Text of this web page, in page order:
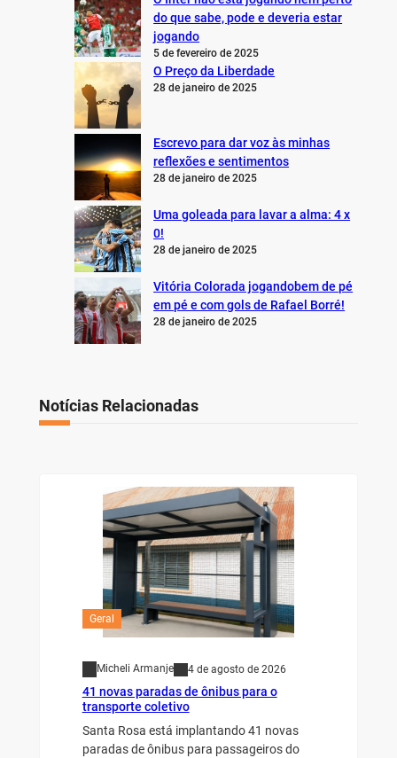
do que sabe, pode e deveria estar
jogando
5 de fevereiro de 2025
O Preço da Liberdade
28 de janeiro de 2025
Escrevo para dar voz às minhas
reflexões e sentimentos
28 de janeiro de 2025
Uma goleada para lavar a alma: 4 x
0!
28 de janeiro de 2025
Vitória Colorada jogandobem de pé
em pé e com gols de Rafael Borré!
28 de janeiro de 2025
Notícias Relacionadas
Geral
Micheli Armanje 4 de agosto de 2026
41 novas paradas de ônibus para o
transporte coletivo
Santa Rosa está implantando 41 novas
paradas de ônibus para passageiros do